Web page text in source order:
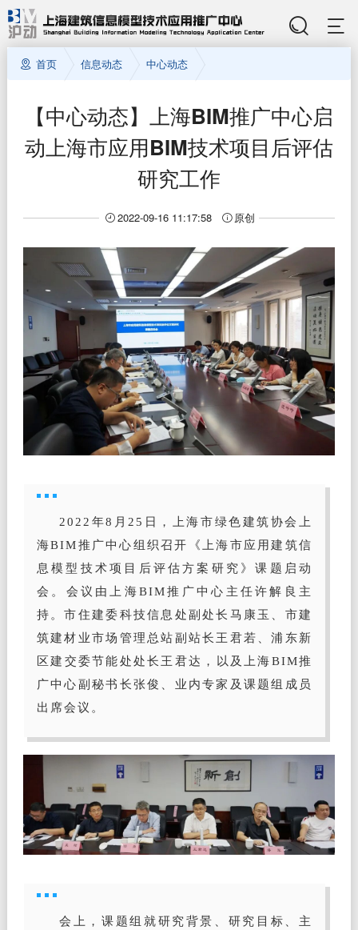
首页 信息动态 中心动态
【中心动态】上海BIM推广中心启
动上海市应用BIM技术项目后评估
研究工作
2022-09-16 11:17:58 原创
2022年8月25日，上海市绿色建筑协会上
海BIM推广中心组织召开《上海市应用建筑信
息模型技术项目后评估方案研究》课题启动
会。会议由上海BIM推广中心主任许解良主
持。市住建委科技信息处副处长马康玉、市建
筑建材业市场管理总站副站长王君若、浦东新
区建交委节能处处长王君达，以及上海BIM推
广中心副秘书长张俊、业内专家及课题组成员
出席会议。
会上，课题组就研究背景、研究目标、主